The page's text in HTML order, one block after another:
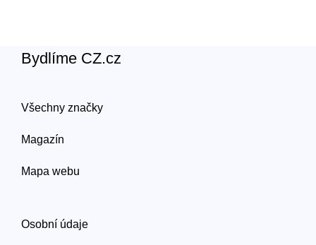
Bydlíme CZ.cz
Všechny značky
Magazín
Mapa webu
Osobní údaje